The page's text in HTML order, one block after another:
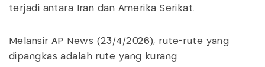
terjadi antara Iran dan Amerika Serikat.
Melansir AP News (23/4/2026), rute-rute yang
dipangkas adalah rute yang kurang